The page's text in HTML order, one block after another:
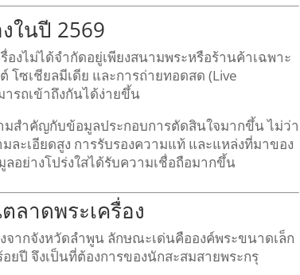
ในปี 2569
งไม่ได้จำกัดอยู่เพียงสนามพระหรือร้านค้าเฉพาะ
โซเชียลมีเดีย และการถ่ายทอดสด (Live
รถเข้าถึงกันได้ง่ายขึ้น
สำคัญกับข้อมูลประกอบการตัดสินใจมากขึ้น ไม่ว่า
ละเอียดสูง การรับรองความแท้ และแหล่งที่มาของ
อย่างโปร่งใสได้รับความเชื่อถือมากขึ้น
าดพระเครื่อง
จากจังหวัดลำพูน ลักษณะเด่นคือองค์พระขนาดเล็ก
ปี จึงเป็นที่ต้องการของนักสะสมสายพระกรุ